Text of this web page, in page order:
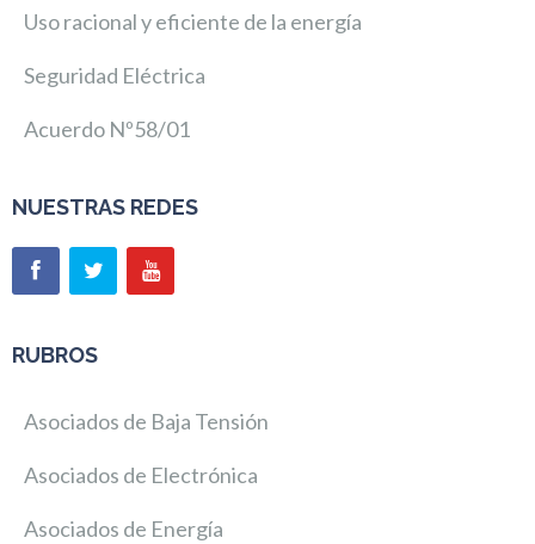
Uso racional y eficiente de la energía
Seguridad Eléctrica
Acuerdo Nº58/01
NUESTRAS REDES
RUBROS
Asociados de Baja Tensión
Asociados de Electrónica
Asociados de Energía